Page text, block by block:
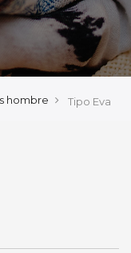
hombre Tipo Eva